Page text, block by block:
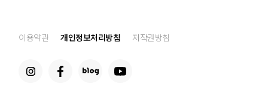
공지사항
이용약관 개인정보처리방침 저작권방침